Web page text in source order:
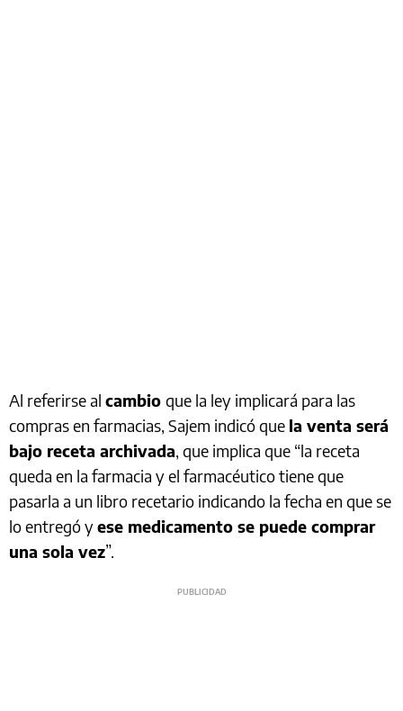
Al referirse al cambio que la ley implicará para las
compras en farmacias, Sajem indicó que la venta será
bajo receta archivada, que implica que “la receta
queda en la farmacia y el farmacéutico tiene que
pasarla a un libro recetario indicando la fecha en que se
lo entregó yese medicamento se puede comprar
una sola vez”.